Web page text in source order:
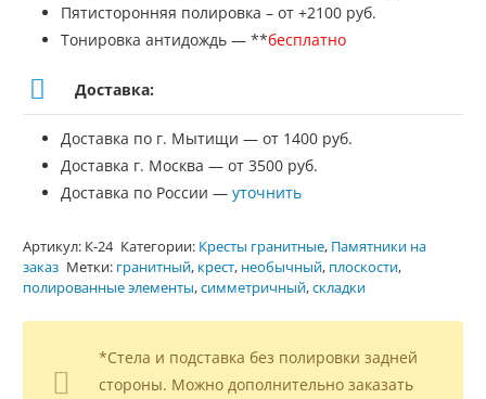
Пятисторонняя полировка – от +2100 руб.
Тонировка антидождь — **бесплатно
Доставка:
Доставка по г. Мытищи — от 1400 руб.
Доставка г. Москва — от 3500 руб.
Доставка по России — уточнить
Артикул: К-24 Категории: Кресты гранитные, Памятники на
заказ Метки: гранитный, крест, необычный, плоскости,
полированные элементы,симметричный,складки
*Стела и подставка без полировки задней
стороны. Можно дополнительно заказать